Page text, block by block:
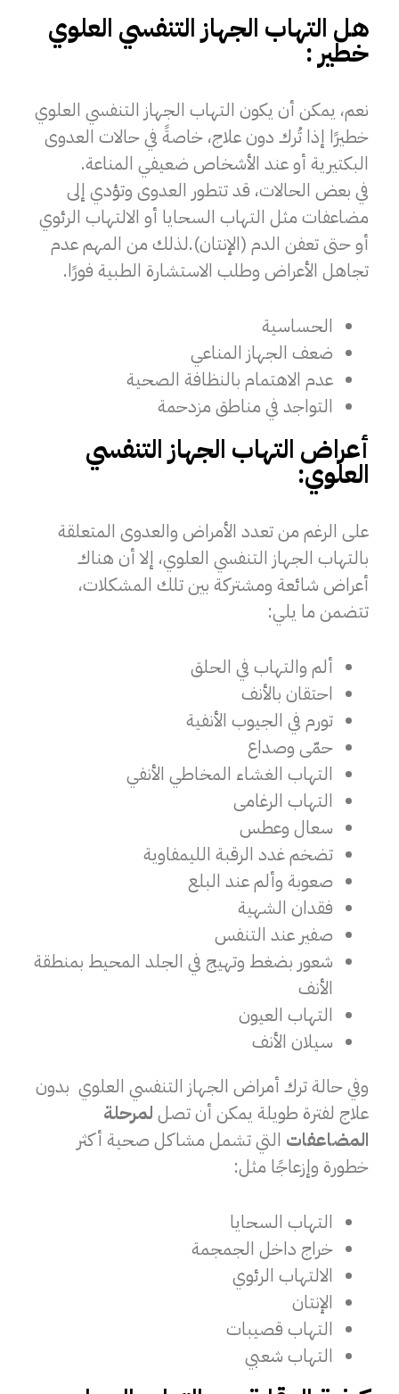
هل التهاب الجهاز التنفسي العلوي
خطير :
نعم، يمكن أن يكون التهاب الجهاز التنفسي العلوي
خطيرًا إذا تُرك دون علاج، خاصةً في حالات العدوى
البكتيرية أو عند الأشخاص ضعيفي المناعة.
في بعض الحالات، قد تتطور العدوى وتؤدي إلى
مضاعفات مثل التهاب السحايا أو الالتهاب الرئوي
أو حتى تعفن الدم (الإنتان).لذلك من المهم عدم
تجاهل الأعراض وطلب الاستشارة الطبية فورًا.
الحساسية
ضعف الجهاز المناعي
عدم الاهتمام بالنظافة الصحية
التواجد في مناطق مزدحمة
أعراض التهاب الجهاز التنفسي
العلوي:
على الرغم من تعدد الأمراض والعدوى المتعلقة
بالتهاب الجهاز التنفسي العلوي، إلا أن هناك
أعراض شائعة ومشتركة بين تلك المشكلات،
تتضمن ما يلي:
ألم والتهاب في الحلق
احتقان بالأنف
تورم في الجيوب الأنفية
حمّى وصداع
التهاب الغشاء المخاطي الأنفي
التهاب الرغامى
سعال وعطس
تضخم غدد الرقبة الليمفاوية
صعوبة وألم عند البلع
فقدان الشهية
صفير عند التنفس
شعور بضغط وتهيج في الجلد المحيط بمنطقة
الأنف
التهاب العيون
سيلان الأنف
وفي حالة ترك أمراض الجهاز التنفسي العلوي بدون
علاج لفترة طويلة يمكن أن تصل لمرحلة
المضاعفات التي تشمل مشاكل صحية أكثر
خطورة وإزعاجًا مثل:
التهاب السحايا
خراج داخل الجمجمة
الالتهاب الرئوي
الإنتان
التهاب قصيبات
التهاب شعبي